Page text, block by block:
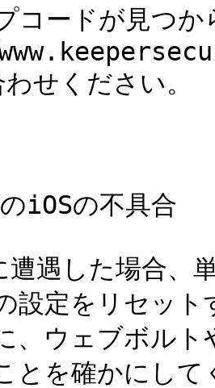
コードが見つ
せください。
iOSの不具合
遭遇した場合、
設定をリセッ
、ウェブボル
とを確かにして